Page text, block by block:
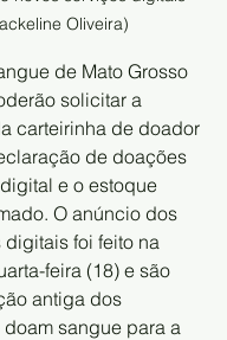
Oliveira)
de Mato Grosso
solicitar a
carteirinha de doador
de doações
e o estoque
O anúncio dos
foi feito na
feira (18) e são
antiga dos
sangue para a